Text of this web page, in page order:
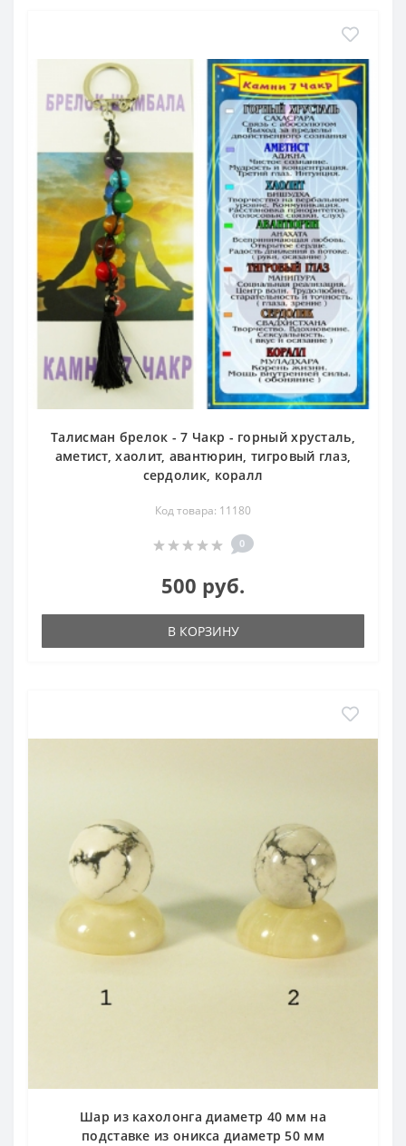
Талисман брелок - 7 Чакр - горный хрусталь,
аметист, хаолит, авантюрин, тигровый глаз,
сердолик, коралл
Код товара: 11180
0
500 руб.
В КОРЗИНУ
Шар из кахолонга диаметр 40 мм на
подставке из оникса диаметр 50 мм